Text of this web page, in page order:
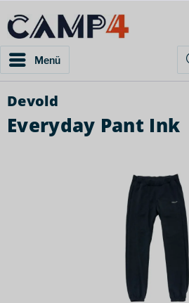
Menü
Devold
Everyday Pant Ink